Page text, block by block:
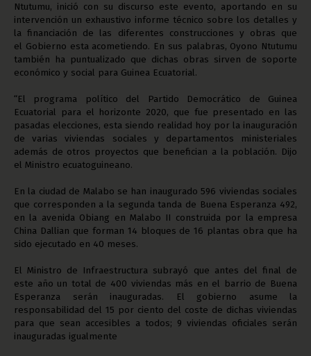
Ntutumu, inició con su discurso este evento, aportando en su
intervención un exhaustivo informe técnico sobre los detalles y
la financiación de las diferentes construcciones y obras que
el Gobierno esta acometiendo. En sus palabras, Oyono Ntutumu
también ha puntualizado que dichas obras sirven de soporte
económico y social para Guinea Ecuatorial.
“El programa político del Partido Democrático de Guinea
Ecuatorial para el horizonte 2020, que fue presentado en las
pasadas elecciones, esta siendo realidad hoy por la inauguración
de varias viviendas sociales y departamentos ministeriales
además de otros proyectos que benefician a la población. Dijo
el Ministro ecuatoguineano.
En la ciudad de Malabo se han inaugurado 596 viviendas sociales
que corresponden a la segunda tanda de Buena Esperanza 492,
en la avenida Obiang en Malabo II construida por la empresa
China Dallian que forman 14 bloques de 16 plantas obra que ha
sido ejecutado en 40 meses.
El Ministro de Infraestructura subrayó que antes del final de
este año un total de 400 viviendas más en el barrio de Buena
Esperanza serán inauguradas. El gobierno asume la
responsabilidad del 15 por ciento del coste de dichas viviendas
para que sean accesibles a todos; 9 viviendas oficiales serán
inauguradas igualmente